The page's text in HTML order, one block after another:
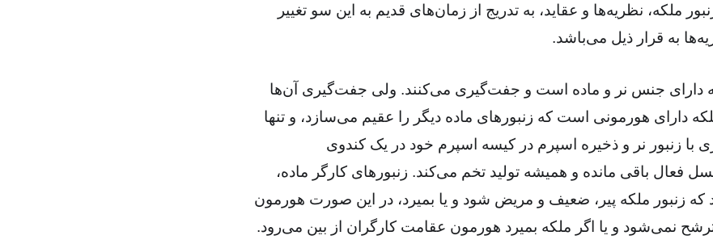
ملکه، نظریه‌ها و عقاید، به تدریج از زمان‌های قدیم به این سو تغییر
به قرار ذیل می‌باشد.
دارای جنس نر و ماده است و جفت‌گیری می‌کنند. ولی جفت‌گیری آن‌ها
دارای هورمونی است که زنبورهای ماده دیگر را عقیم می‌سازد، و تنها
با زنبور نر و ذخیره اسپرم در کیسه اسپرم خود در یک کندوی
فعال باقی مانده و همیشه تولید تخم می‌کند. زنبورهای کارگر ماده،
زنبور ملکه پیر، ضعیف و مریض شود و یا بمیرد، در این صورت هورمون
نمی‌شود و یا اگر ملکه بمیرد هورمون عقامت کارگران از بین می‌رود.